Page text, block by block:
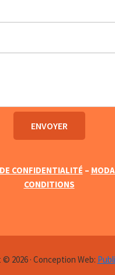
CONFIDENTIALITÉ –
CONDITIONS
2026 · Conception Web: